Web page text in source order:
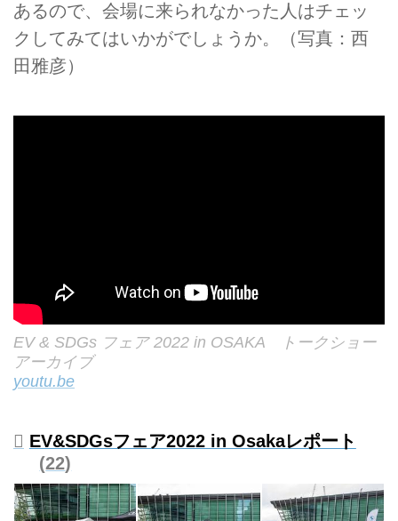
あるので、会場に来られなかった人はチェッ
クしてみてはいかがでしょうか。（写真：西
田雅彦）
EV & SDGs フェア 2022 in OSAKA トークショー
アーカイブ
youtu.be
EV&SDGsフェア2022 in Osakaレポート
22